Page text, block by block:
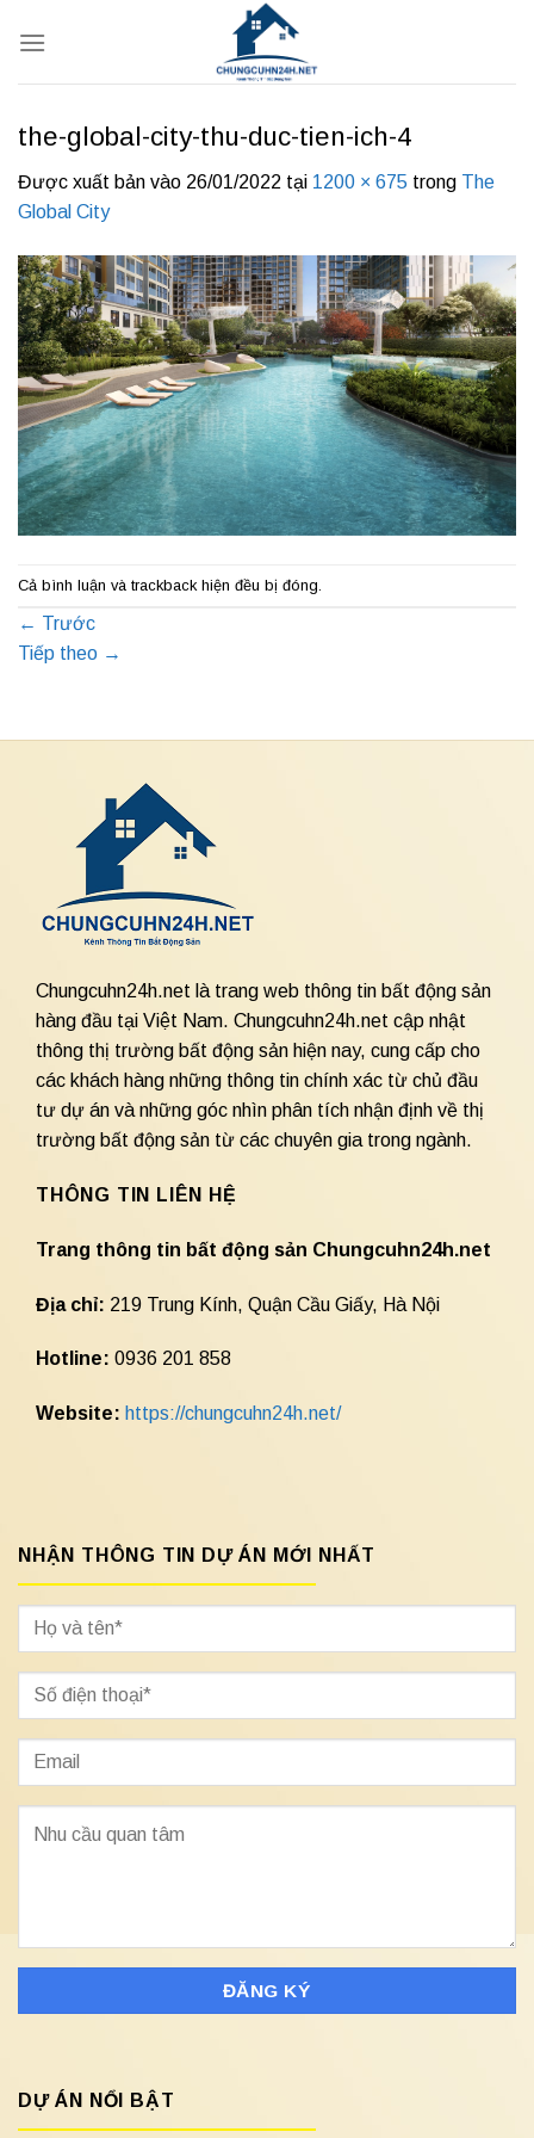
qua
the-global-city-thu-duc-tien-ich-4
Được xuất bản vào 26/01/2022 tại 1200 × 675 trong The
Global City
Cả bình luận và trackback hiện đều bị đóng.
← Trước
Tiếp theo →
Chungcuhn24h.net là trang web thông tin bất động sản
hàng đầu tại Việt Nam. Chungcuhn24h.net cập nhật
thông thị trường bất động sản hiện nay, cung cấp cho
các khách hàng những thông tin chính xác từ chủ đầu
tư dự án và những góc nhìn phân tích nhận định về thị
trường bất động sản từ các chuyên gia trong ngành.
THÔNG TIN LIÊN HỆ
Trang thông tin bất động sản Chungcuhn24h.net
Địa chỉ: 219 Trung Kính, Quận Cầu Giấy, Hà Nội
Hotline: 0936 201 858
Website: https://chungcuhn24h.net/
NHẬN THÔNG TIN DỰ ÁN MỚI NHẤT
DỰ ÁN NỔI BẬT